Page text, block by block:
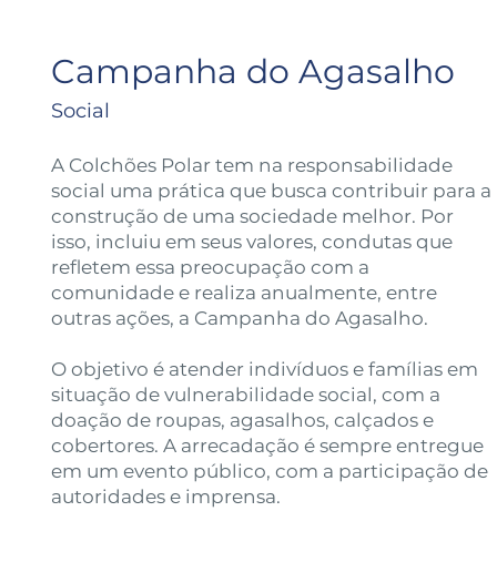
Campanha do Agasalho
Social
A Colchões Polar tem na responsabilidade
social uma prática que busca contribuir para a
construção de uma sociedade melhor. Por
isso, incluiu em seus valores, condutas que
refletem essa preocupação com a
comunidade e realiza anualmente, entre
outras ações, a Campanha do Agasalho.
O objetivo é atender indivíduos e famílias em
situação de vulnerabilidade social, com a
doação de roupas, agasalhos, calçados e
cobertores. A arrecadação é sempre entregue
em um evento público, com a participação de
autoridades e imprensa.